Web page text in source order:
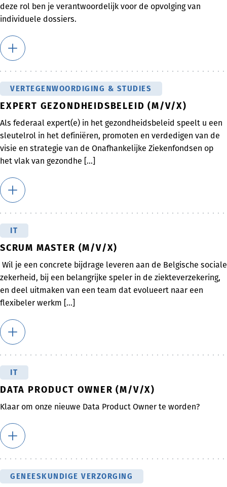
deze rol ben je verantwoordelijk voor de opvolging van
individuele dossiers.
VERTEGENWOORDIGING & STUDIES
EXPERT GEZONDHEIDSBELEID (M/V/X)
Als federaal expert(e) in het gezondheidsbeleid speelt u een
sleutelrol in het definiëren, promoten en verdedigen van de
visie en strategie van de Onafhankelijke Ziekenfondsen op
het vlak van gezondhe [...]
IT
SCRUM MASTER (M/V/X)
Wil je een concrete bijdrage leveren aan de Belgische sociale
zekerheid, bij een belangrijke speler in de ziekteverzekering,
en deel uitmaken van een team dat evolueert naar een
flexibeler werkm [...]
IT
DATA PRODUCT OWNER (M/V/X)
Klaar om onze nieuwe Data Product Owner te worden?
GENEESKUNDIGE VERZORGING